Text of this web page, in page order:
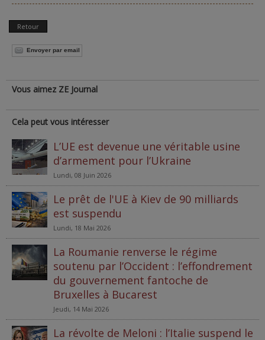
Retour
Envoyer par email
Vous aimez ZE Journal
Cela peut vous intéresser
L’UE est devenue une véritable usine
d’armement pour l’Ukraine
Lundi, 08 Juin 2026
Le prêt de l'UE à Kiev de 90 milliards
est suspendu
Lundi, 18 Mai 2026
La Roumanie renverse le régime
soutenu par l’Occident : l’effondrement
du gouvernement fantoche de
Bruxelles à Bucarest
Jeudi, 14 Mai 2026
La révolte de Meloni : l’Italie suspend le